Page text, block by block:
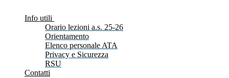
Info utili
Orario lezioni a.s. 25-26
Orientamento
Elenco personale ATA
Privacy e Sicurezza
RSU
Contatti